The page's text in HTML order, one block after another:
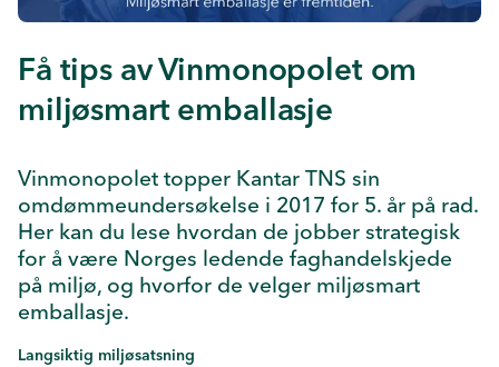
Få tips av Vinmonopolet om
miljøsmart emballasje
Vinmonopolet topper Kantar TNS sin
omdømmeundersøkelse i 2017 for 5. år på rad.
Her kan du lese hvordan de jobber strategisk
for å være Norges ledende faghandelskjede
på miljø, og hvorfor de velger miljøsmart
emballasje.
Langsiktig miljøsatsning